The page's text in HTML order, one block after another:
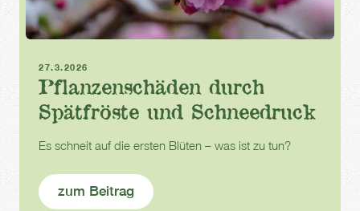
27.3.2026
Pflanzenschäden durch
Spätfröste und Schneedruck
Es schneit auf die ersten Blüten – was ist zu tun?
zum Beitrag